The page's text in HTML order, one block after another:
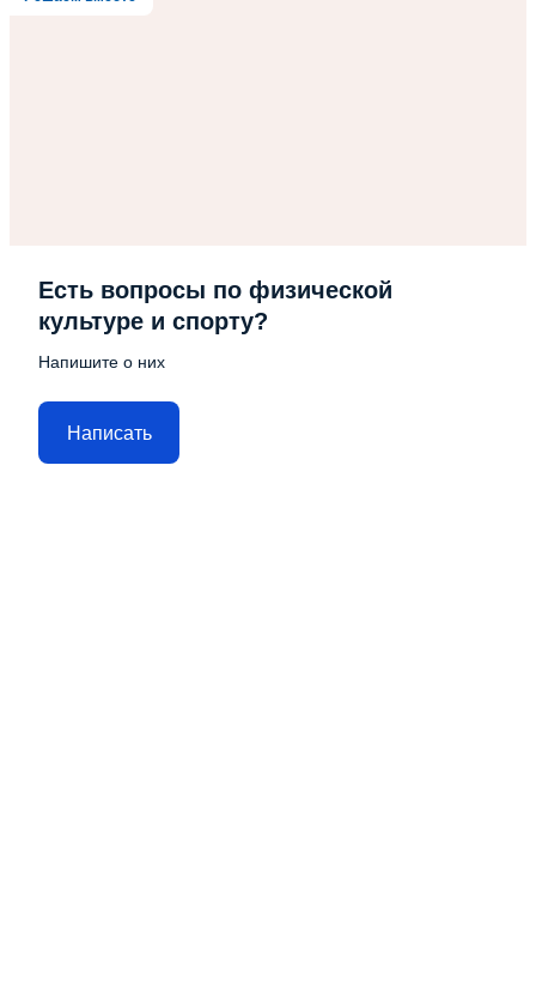
Есть вопросы по физической
культуре и спорту?
Напишите о них
Написать